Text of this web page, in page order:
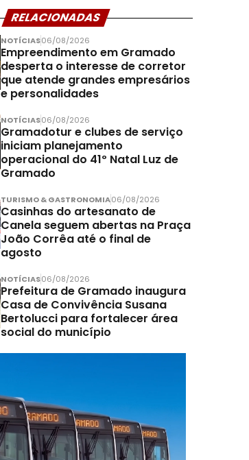
RELACIONADAS
NOTÍCIAS06/08/2026
Empreendimento em Gramado
desperta o interesse de corretor
que atende grandes empresários
e personalidades
NOTÍCIAS06/08/2026
Gramadotur e clubes de serviço
iniciam planejamento
operacional do 41º Natal Luz de
Gramado
TURISMO & GASTRONOMIA06/08/2026
Casinhas do artesanato de
Canela seguem abertas na Praça
João Corrêa até o final de
agosto
NOTÍCIAS06/08/2026
Prefeitura de Gramado inaugura
Casa de Convivência Susana
Bertolucci para fortalecer área
social do município